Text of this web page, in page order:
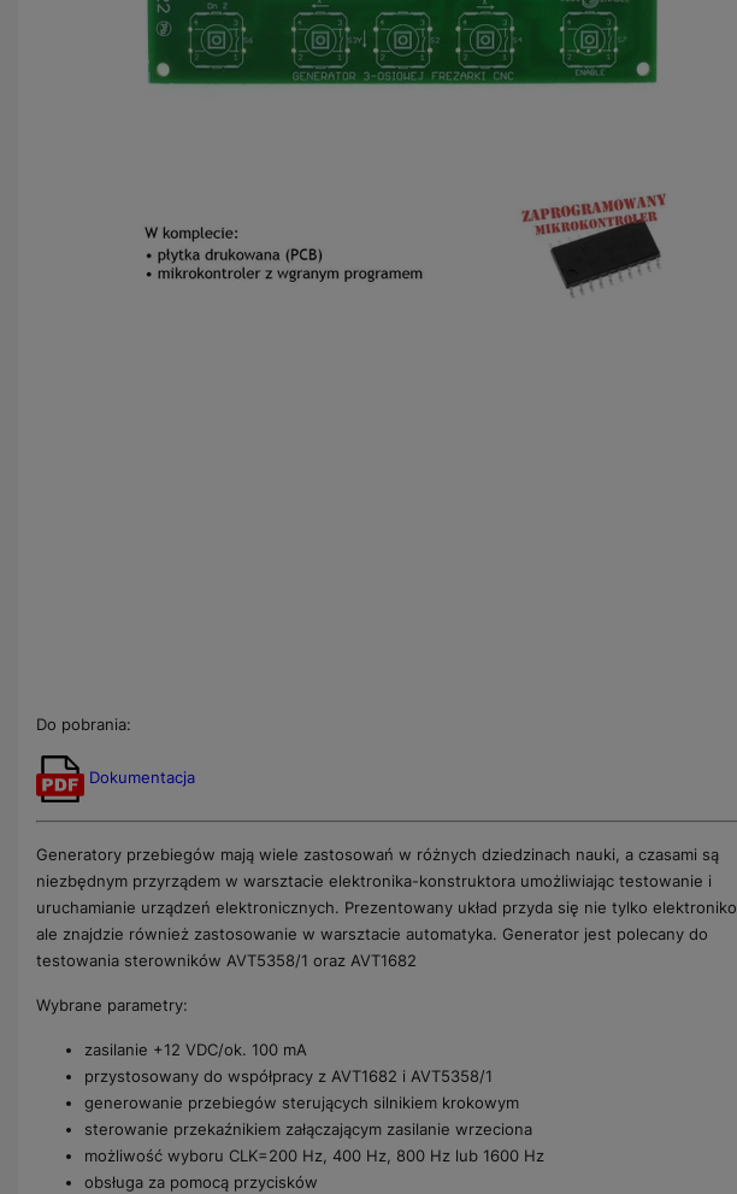
Do pobrania:
Dokumentacja
Generatory przebiegów mają wiele zastosowań w różnych dziedzinach nauki, a czasami są
niezbędnym przyrządem w warsztacie elektronika-konstruktora umożliwiając testowanie i
uruchamianie urządzeń elektronicznych. Prezentowany układ przyda się nie tylko
ale znajdzie również zastosowanie w warsztacie automatyka. Generator jest polecany do
testowania sterowników AVT5358/1 oraz AVT1682
Wybrane parametry:
zasilanie +12 VDC/ok. 100 mA
przystosowany do współpracy z AVT1682 i AVT5358/1
generowanie przebiegów sterujących silnikiem krokowym
sterowanie przekaźnikiem załączającym zasilanie wrzeciona
możliwość wyboru CLK=200 Hz, 400 Hz, 800 Hz lub 1600 Hz
obsługa za pomocą przycisków